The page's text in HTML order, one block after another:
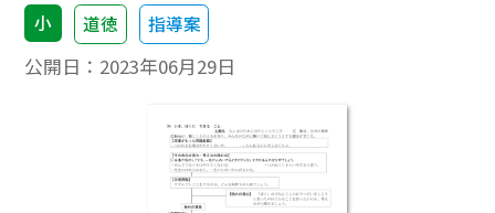
小 道徳 指導案
公開日： 2023年06月29日